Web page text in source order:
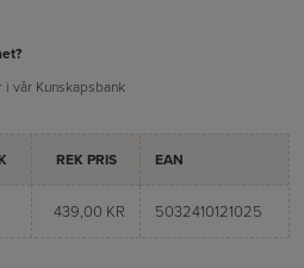
i vår Kunskapsbank
REK PRIS EAN
439,00 KR 5032410121025